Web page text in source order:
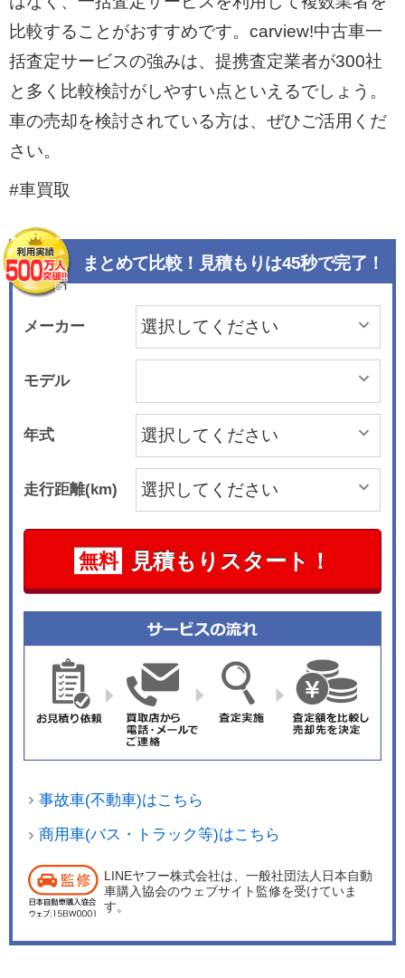
比較することがおすすめです。carview!中古車一
括査定サービスの強みは、提携査定業者が300社
と多く比較検討がしやすい点といえるでしょう。
車の売却を検討されている方は、ぜひご活用くだ
さい。
#車買取
まとめて比較！見積もりは45秒で完了！
メーカー
モデル
年式
走行距離(km)
無料 見積もりスタート！
事故車(不動車)はこちら
商用車(バス・トラック等)はこちら
LINEヤフー株式会社は、一般社団法人日本自動
車購入協会のウェブサイト監修を受けていま
す。